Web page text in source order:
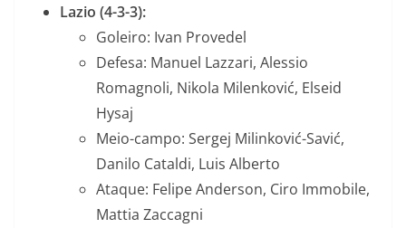
Lazio (4-3-3):
Goleiro: Ivan Provedel
Defesa: Manuel Lazzari, Alessio
Romagnoli, Nikola Milenković, Elseid
Hysaj
Meio-campo: Sergej Milinković-Savić,
Danilo Cataldi, Luis Alberto
Ataque: Felipe Anderson, Ciro Immobile,
Mattia Zaccagni